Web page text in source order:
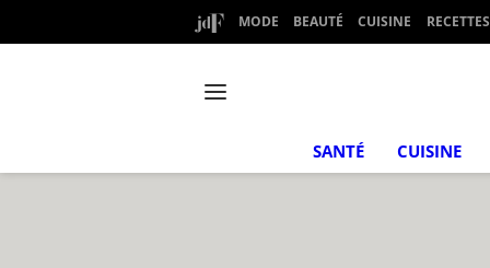
MODE BEAUTÉ CUISINE RECETTES
SANTÉ CUISINE